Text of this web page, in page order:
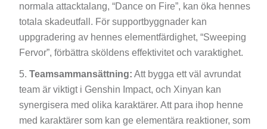
normala attacktalang, “Dance on Fire”, kan öka hennes
totala skadeutfall. För supportbyggnader kan
uppgradering av hennes elementfärdighet, “Sweeping
Fervor”, förbättra sköldens effektivitet och varaktighet.
Teamsammansättning: Att bygga ett väl avrundat
team är viktigt i Genshin Impact, och Xinyan kan
synergisera med olika karaktärer. Att para ihop henne
med karaktärer som kan ge elementära reaktioner, som